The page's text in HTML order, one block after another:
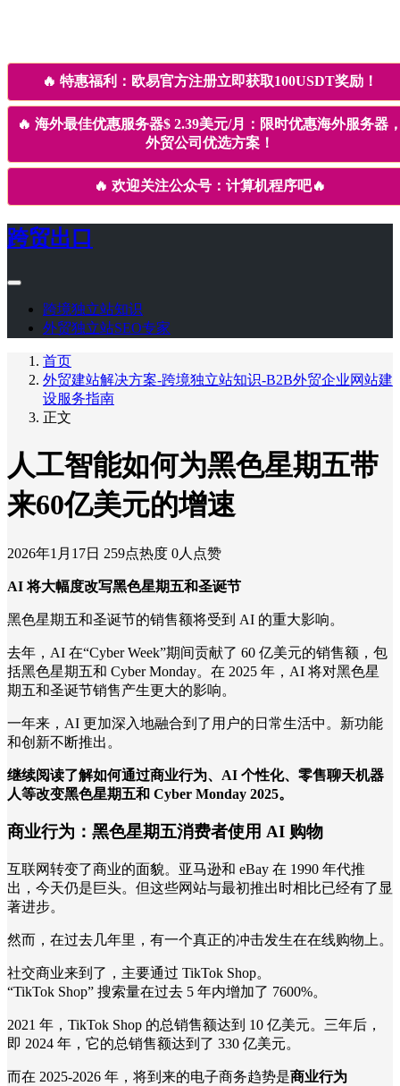
🔥 特惠福利：欧易官方注册立即获取100USDT奖励！
🔥 海外最佳优惠服务器$ 2.39美元/月：限时优惠海外服务器
外贸公司优选方案！
🔥 欢迎关注公众号：计算机程序吧🔥
跨贸出口
跨境独立站知识
外贸独立站SEO专家
首页
外贸建站解决方案-跨境独立站知识-B2B外贸企业网站建
设服务指南
正文
人工智能如何为黑色星期五带
来60亿美元的增速
2026年1月17日 259点热度 0人点赞
AI 将大幅度改写黑色星期五和圣诞节
黑色星期五和圣诞节的销售额将受到 AI 的重大影响。
去年，AI 在“Cyber Week”期间贡献了 60 亿美元的销售额，包
括黑色星期五和 Cyber Monday。在 2025 年，AI 将对黑色星
期五和圣诞节销售产生更大的影响。
一年来，AI 更加深入地融合到了用户的日常生活中。新功能
和创新不断推出。
继续阅读了解如何通过商业行为、AI 个性化、零售聊天机器
人等改变黑色星期五和 Cyber Monday 2025。
商业行为：黑色星期五消费者使用 AI 购物
互联网转变了商业的面貌。亚马逊和 eBay 在 1990 年代推
出，今天仍是巨头。但这些网站与最初推出时相比已经有了显
著进步。
然而，在过去几年里，有一个真正的冲击发生在在线购物上。
社交商业来到了，主要通过 TikTok Shop。
“TikTok Shop” 搜索量在过去 5 年内增加了 7600%。
2021 年，TikTok Shop 的总销售额达到 10 亿美元。三年后，
即 2024 年，它的总销售额达到了 330 亿美元。
而在 2025-2026 年，将到来的电子商务趋势是商业行为